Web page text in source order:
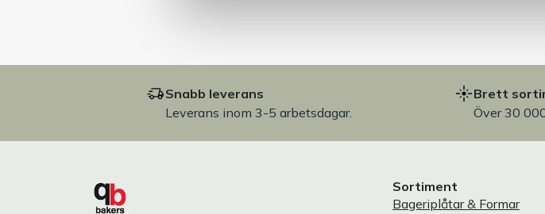
Snabb leverans
Leverans inom 3-5 arbetsdagar.
Brett
Över 30
Sortiment
Bageriplåtar & Formar